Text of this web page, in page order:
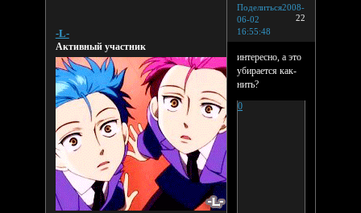
Поделиться
22
2008-
06-02
16:55:48
-L-
Активный участник
интересно, а это
убирается как-
нить?
0